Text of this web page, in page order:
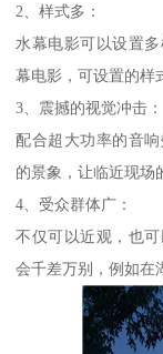
2、样式多：
水幕电影可以设置
幕电影，可设置的样
3、震撼的视觉冲击：
配合超大功率的音
的景象，让临近现场
4、受众群体广：
不仅可以近观，也
会千差万别，例如在